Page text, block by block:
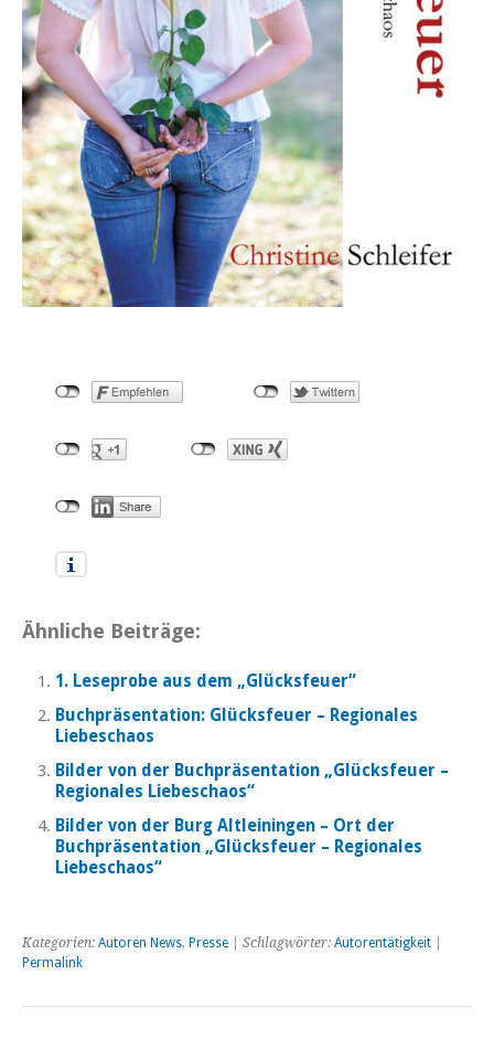
Ähnliche Beiträge:
1. Leseprobe aus dem „Glücksfeuer“
Buchpräsentation: Glücksfeuer – Regionales
Liebeschaos
Bilder von der Buchpräsentation „Glücksfeuer –
Regionales Liebeschaos“
Bilder von der Burg Altleiningen – Ort der
Buchpräsentation „Glücksfeuer – Regionales
Liebeschaos“
Kategorien: Autoren News, Presse | Schlagwörter: Autorentätigkeit
Permalink